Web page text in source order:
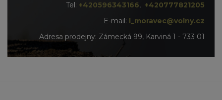
Tel: +420596343166, +420777821205
E-mail: l_moravec@volny.cz
Adresa prodejny: Zámecká 99, Karviná 1 - 733 01